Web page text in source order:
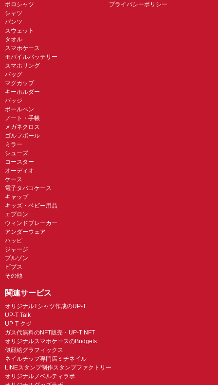
ポロシャツ
シャツ
パンツ
スウェット
タオル
スマホケース
モバイルバッテリー
スマホリング
バッグ
マグカップ
キーホルダー
バッジ
ボールペン
ノート・手帳
メガネクロス
ゴルフボール
ミラー
シューズ
コースター
オーディオ
ケース
電子タバコケース
キャップ
キッズ・ベビー用品
エプロン
ウィンドブレーカー
アンダーウェア
ハッピ
ジャージ
ブルゾン
ビブス
その他
プライバシーポリシー
関連サービス
オリジナルTシャツ作成のUP-T
UP-T Talk
UP-T クジ
ガス代無料のNFT販売・UP-T NFT
オリジナルスマホケースのBudgets
似顔絵グラフィックス
ネイルチップ専門店ミチネイル
LINEスタンプ制作スタンプファクトリー
オリジナルノベルティラボ